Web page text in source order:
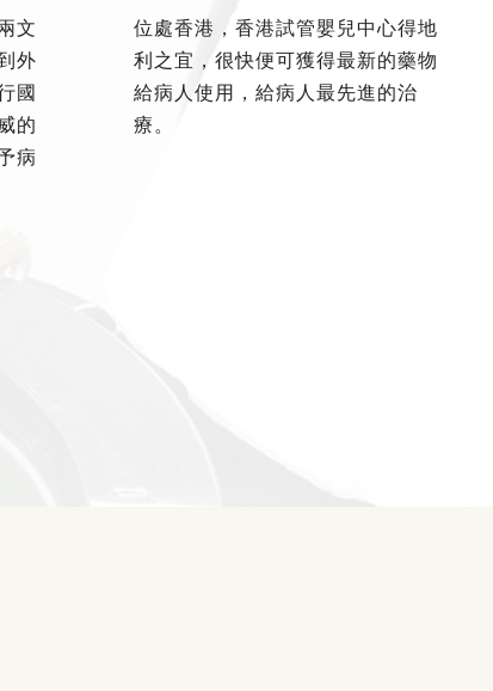
文
外
國
的
病
位處香港，香港試管嬰兒中心得地
利之宜，很快便可獲得最新的藥物
給病人使用，給病人最先進的治
療。